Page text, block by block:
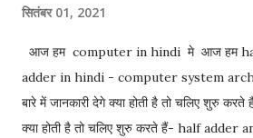
सितंबर 01, 2021
आज हम computer in hindi मे आज हम
adder in hindi - computer system
बारे में जानकारी देगे क्या होती है तो चलिए शुरु
क्या होती है तो चलिए शुरु करते हैं- half